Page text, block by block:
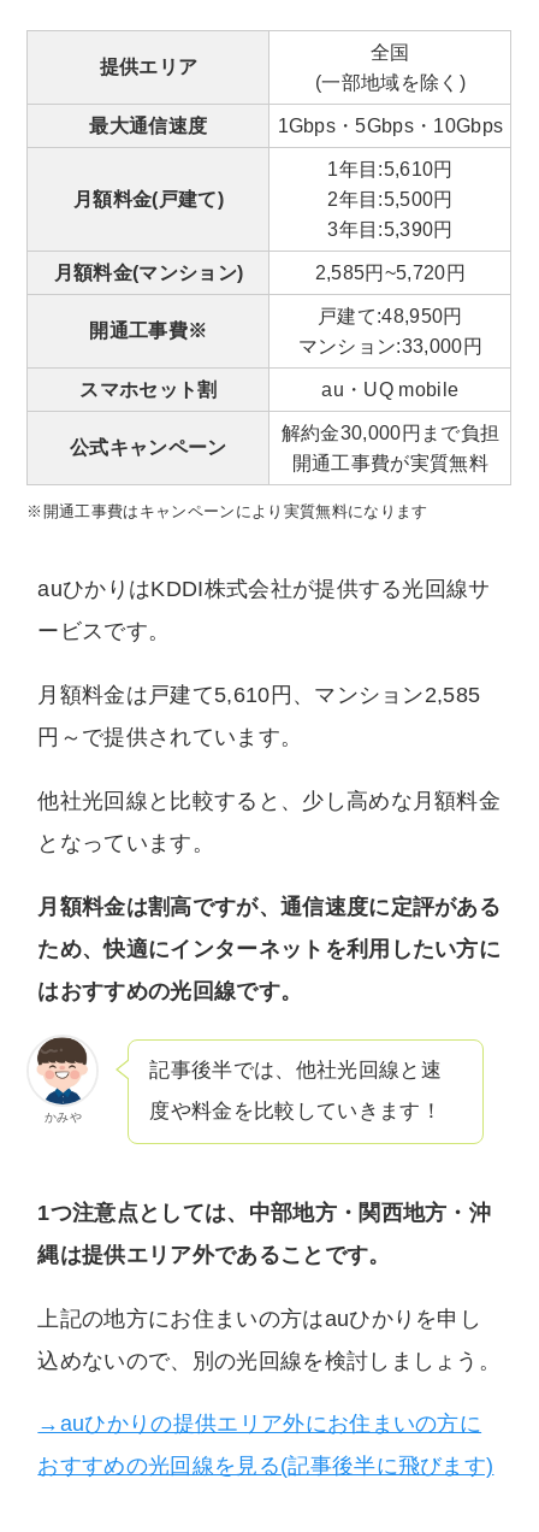
提供エリア
全国
(一部地域を除く)
最大通信速度
1Gbps・5Gbps・10Gbps
月額料金(戸建て)
1年目:5,610円
2年目:5,500円
3年目:5,390円
月額料金(マンション)
2,585円~5,720円
開通工事費※
戸建て:48,950円
マンション:33,000円
スマホセット割
au・UQ mobile
公式キャンペーン
解約金30,000円まで負担
開通工事費が実質無料
※開通工事費はキャンペーンにより実質無料になります
auひかりはKDDI株式会社が提供する光回線サ
ービスです。
月額料金は戸建て5,610円、マンション2,585
円～で提供されています。
他社光回線と比較すると、少し高めな月額料金
となっています。
月額料金は割高ですが、通信速度に定評がある
ため、快適にインターネットを利用したい方に
はおすすめの光回線です。
かみや
記事後半では、他社光回線と速
度や料金を比較していきます！
1つ注意点としては、中部地方・関西地方・沖
縄は提供エリア外であることです。
上記の地方にお住まいの方はauひかりを申し
込めないので、別の光回線を検討しましょう。
→auひかりの提供エリア外にお住まいの方に
おすすめの光回線を見る(記事後半に飛びます)